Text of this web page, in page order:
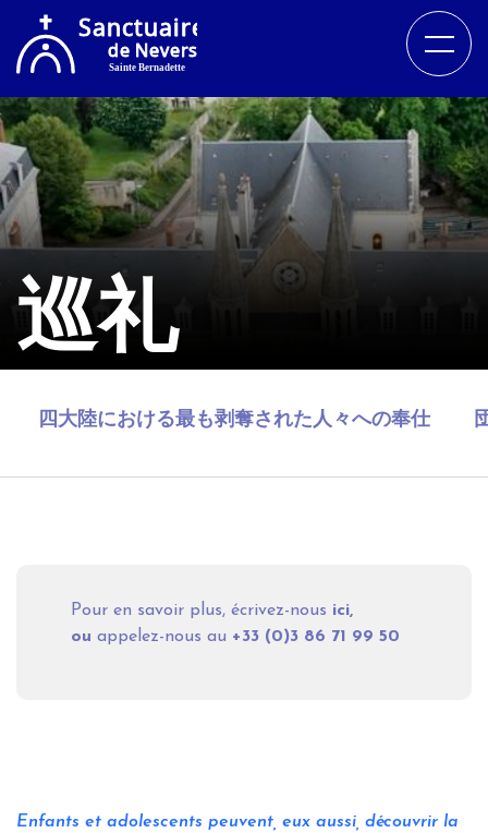
巡礼
四大陸における最も剥奪された人々への奉仕
Enfants et adolescents peuvent, eux aussi, découvrir la
Pour en savoir plus, écrivez-nous ici,
ou appelez-nous au +33 (0)3 86 71 99 50